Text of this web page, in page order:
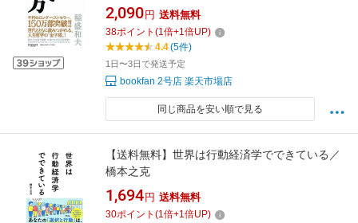
2,090 円 送料無料
38ポイント (1倍+1倍UP)
4.4(5件)
1日〜3日で発送予定
bookfan 2号店 楽天市場店
同じ商品を安い順で見る
【送料無料】世界は行動経済学でできている／
橋本之克
1,694 円 送料無料
30ポイント (1倍+1倍UP)